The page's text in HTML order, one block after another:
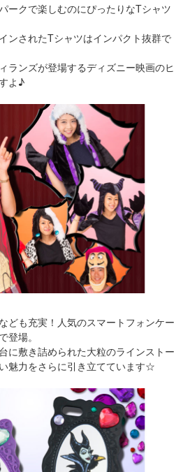
ークで楽しむのにぴったりなTシャツ
ンされたTシャツはインパクト抜群で
ランズが登場するディズニー映画のヒ
よ♪
ども充実！人気のスマートフォンケー
登場。
に敷き詰められた大粒のラインストー
魅力をさらに引き立てています☆